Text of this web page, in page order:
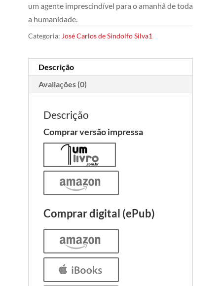
um agente imprescindível para o amanhã de toda
a humanidade.
Categoria: José Carlos de Sindolfo Silva1
Descrição
Avaliações (0)
Descrição
Comprar versão impressa
Comprar digital (ePub)